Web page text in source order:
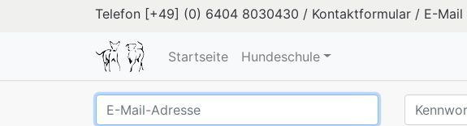
Telefon [+49] (0) 6404 8030430 / Kontaktformular / E-Mail
Startseite Hundeschule